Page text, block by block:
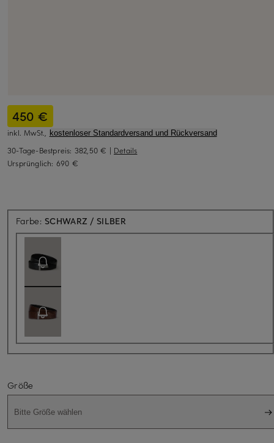
450 €
inkl. MwSt., kostenloser Standardversand und Rückversand
30-Tage-Bestpreis: 382,50 € | Details
Ursprünglich: 690 €
Farbe: SCHWARZ / SILBERAktuell nicht verfügbar
Größe
Bitte Größe wählen